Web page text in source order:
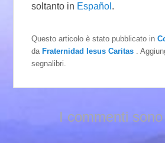
soltanto in Español .
Questo articolo è stato pubblicato in
daFraternidad Iesus Caritas .
segnalibri.
I commenti